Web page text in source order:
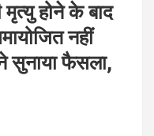
मृत्यु होने के बाद
नहीं
सुनाया फैसला,